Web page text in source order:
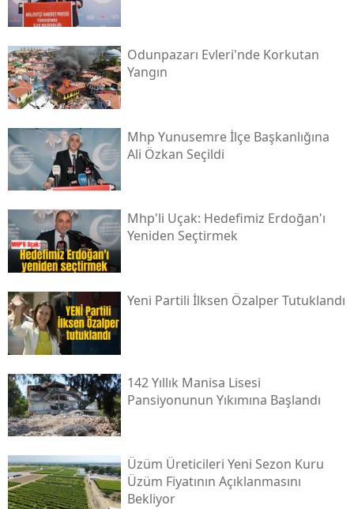
Odunpazarı Evleri'nde Korkutan
Yangın
Mhp Yunusemre İlçe Başkanlığına
Ali Özkan Seçildi
Mhp'li Uçak: Hedefimiz Erdoğan'ı
Yeniden Seçtirmek
Yeni̇ Partili İlksen Özalper Tutuklandı
142 Yıllık Manisa Lisesi
Pansiyonunun Yıkımına Başlandı
Üzüm Üreticileri Yeni Sezon Kuru
Üzüm Fiyatının Açıklanmasını
Bekliyor